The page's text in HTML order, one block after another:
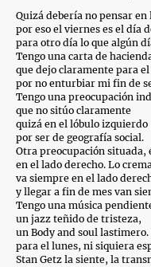
Quizá debería no pensar en
por eso el viernes es el día
para otro día lo que algún
Tengo una carta de
que dejo claramente para
por no enturbiar mi fin de
Tengo una preocupación
que no sitúo claramente
quizá en el lóbulo izquierdo
por ser de geografía social.
Otra preocupación situada,
en el lado derecho. Lo
va siempre en el lado
y llegar a fin de mes van
Tengo una música
un jazz teñido de tristeza,
un Body and soul lastimero.
para el lunes, ni siquiera
Stan Getz la siente, la